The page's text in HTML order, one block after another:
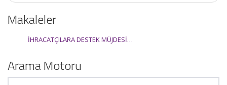
Makaleler
İHRACATÇILARA DESTEK MÜJDESİ…
Arama Motoru